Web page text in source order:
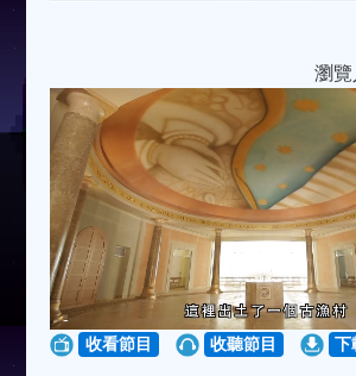
瀏
收看節目 收聽節目 下